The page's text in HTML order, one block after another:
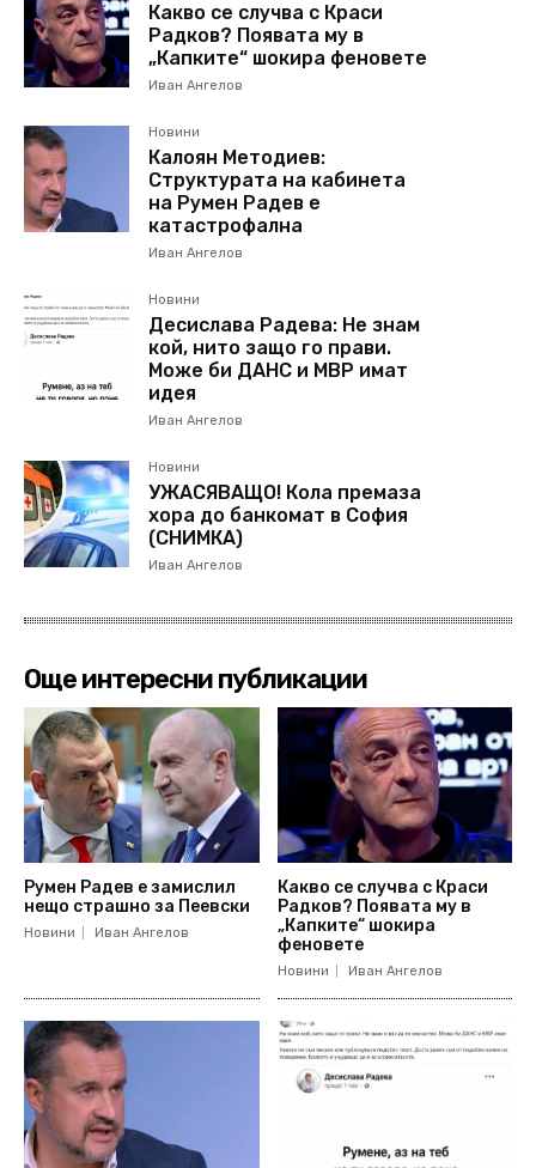
Какво се случва с Краси
Радков? Появата му в
„Капките“ шокира феновете
Иван Ангелов
Новини
Калоян Методиев:
Структурата на кабинета
на Румен Радев е
катастрофална
Иван Ангелов
Новини
Десислава Радева: Не знам
кой, нито защо го прави.
Може би ДАНС и МВР имат
идея
Иван Ангелов
Новини
УЖАСЯВАЩО! Кола премаза
хора до банкомат в София
(СНИМКА)
Иван Ангелов
Още интересни публикации
Румен Радев е замислил
нещо страшно за Пеевски
Новини Иван Ангелов
Какво се случва с Краси
Радков? Появата му в
„Капките“ шокира
феновете
Новини Иван Ангелов